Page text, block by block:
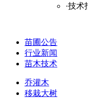
·技术
苗圃公告
行业新闻
苗木技术
乔灌木
移栽大树